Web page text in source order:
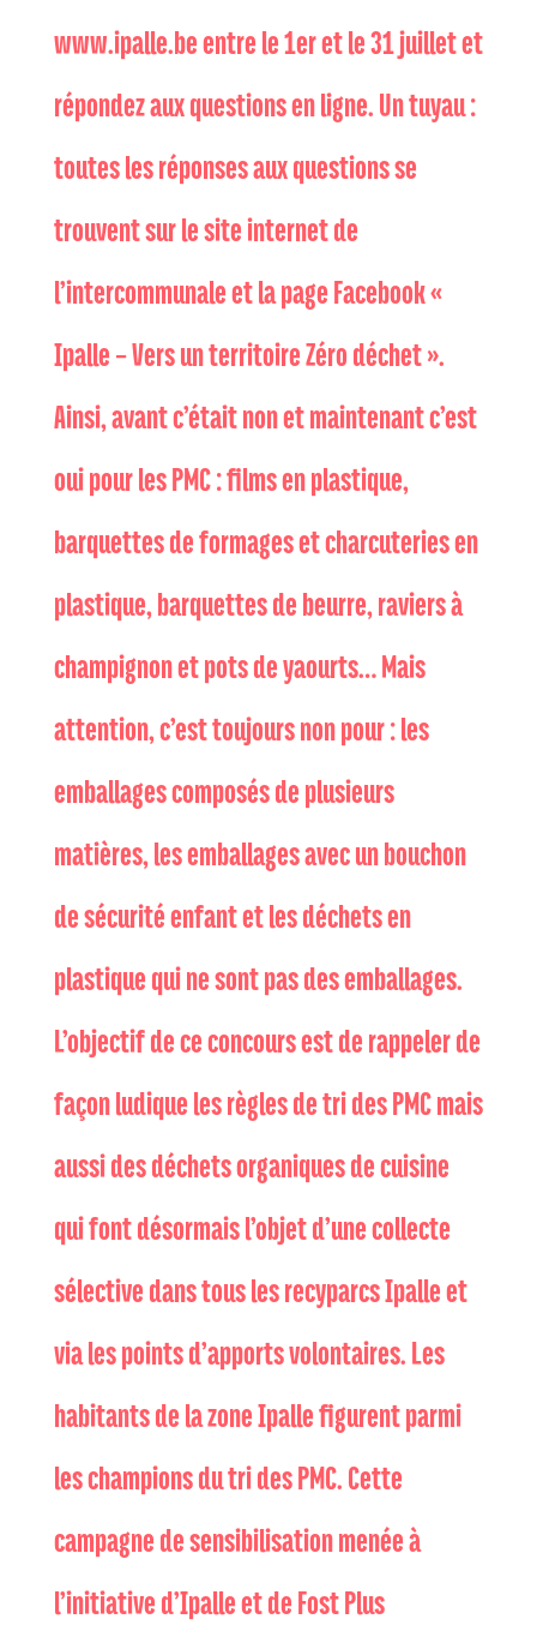
www.ipalle.be entre le 1er et le 31 juillet et
répondez aux questions en ligne. Un tuyau :
toutes les réponses aux questions se
trouvent sur le site internet de
l’intercommunale et la page Facebook «
Ipalle – Vers un territoire Zéro déchet ».
Ainsi, avant c’était non et maintenant c’est
oui pour les PMC : films en plastique,
barquettes de formages et charcuteries en
plastique, barquettes de beurre, raviers à
champignon et pots de yaourts… Mais
attention, c’est toujours non pour : les
emballages composés de plusieurs
matières, les emballages avec un bouchon
de sécurité enfant et les déchets en
plastique qui ne sont pas des emballages.
L’objectif de ce concours est de rappeler de
façon ludique les règles de tri des PMC mais
aussi des déchets organiques de cuisine
qui font désormais l’objet d’une collecte
sélective dans tous les recyparcs Ipalle et
via les points d’apports volontaires. Les
habitants de la zone Ipalle figurent parmi
les champions du tri des PMC. Cette
campagne de sensibilisation menée à
l’initiative d’Ipalle et de Fost Plus